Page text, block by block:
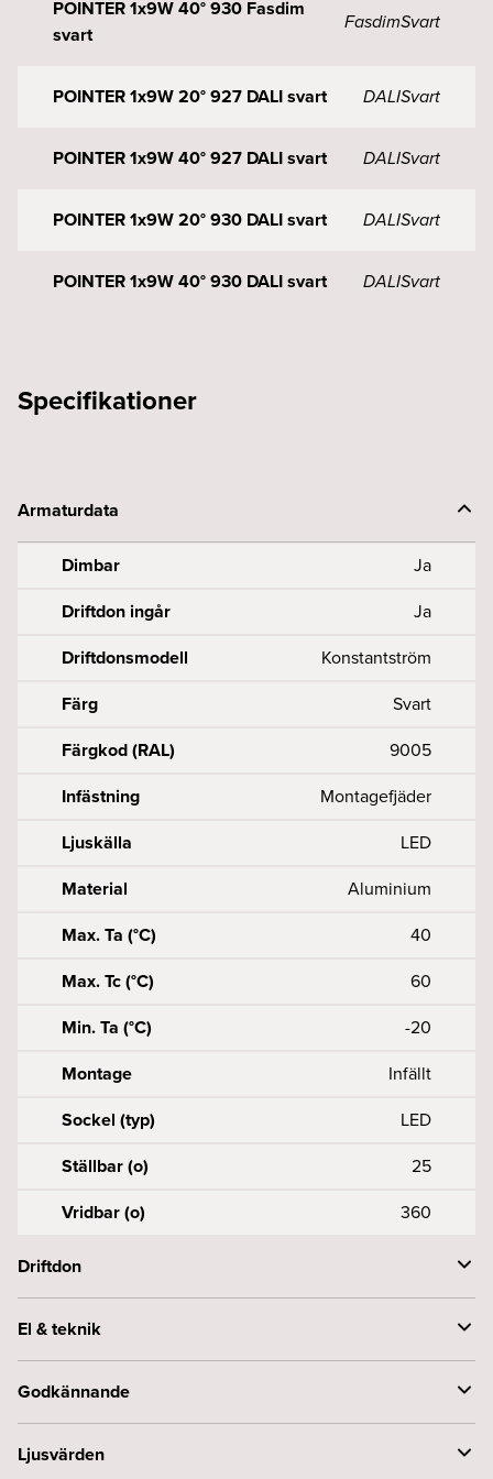
POINTER 1x9W 40° 930 Fasdim
svart
FasdimSvart
POINTER 1x9W 20° 927 DALI svart DALISvart
POINTER 1x9W 40° 927 DALI svart DALISvart
POINTER 1x9W 20° 930 DALI svart DALISvart
POINTER 1x9W 40° 930 DALI svart DALISvart
Specifikationer
Armaturdata
Dimbar
Ja
Driftdon ingår
Ja
Driftdonsmodell
Konstantström
Färg
Svart
Färgkod (RAL)
9005
Infästning
Montagefjäder
Ljuskälla
LED
Material
Aluminium
Max. Ta (°C)
40
Max. Tc (°C)
60
Min. Ta (°C)
-20
Montage
Infällt
Sockel (typ)
LED
Ställbar (o)
25
Vridbar (o)
360
Driftdon
Driftdonsmodell
Styrning
Fasdim
El & teknik
Effekt armatur (W)
Framspänning armatur (Vf)
34
Godkännande
Byggvarubedömningen
Ljusvärden